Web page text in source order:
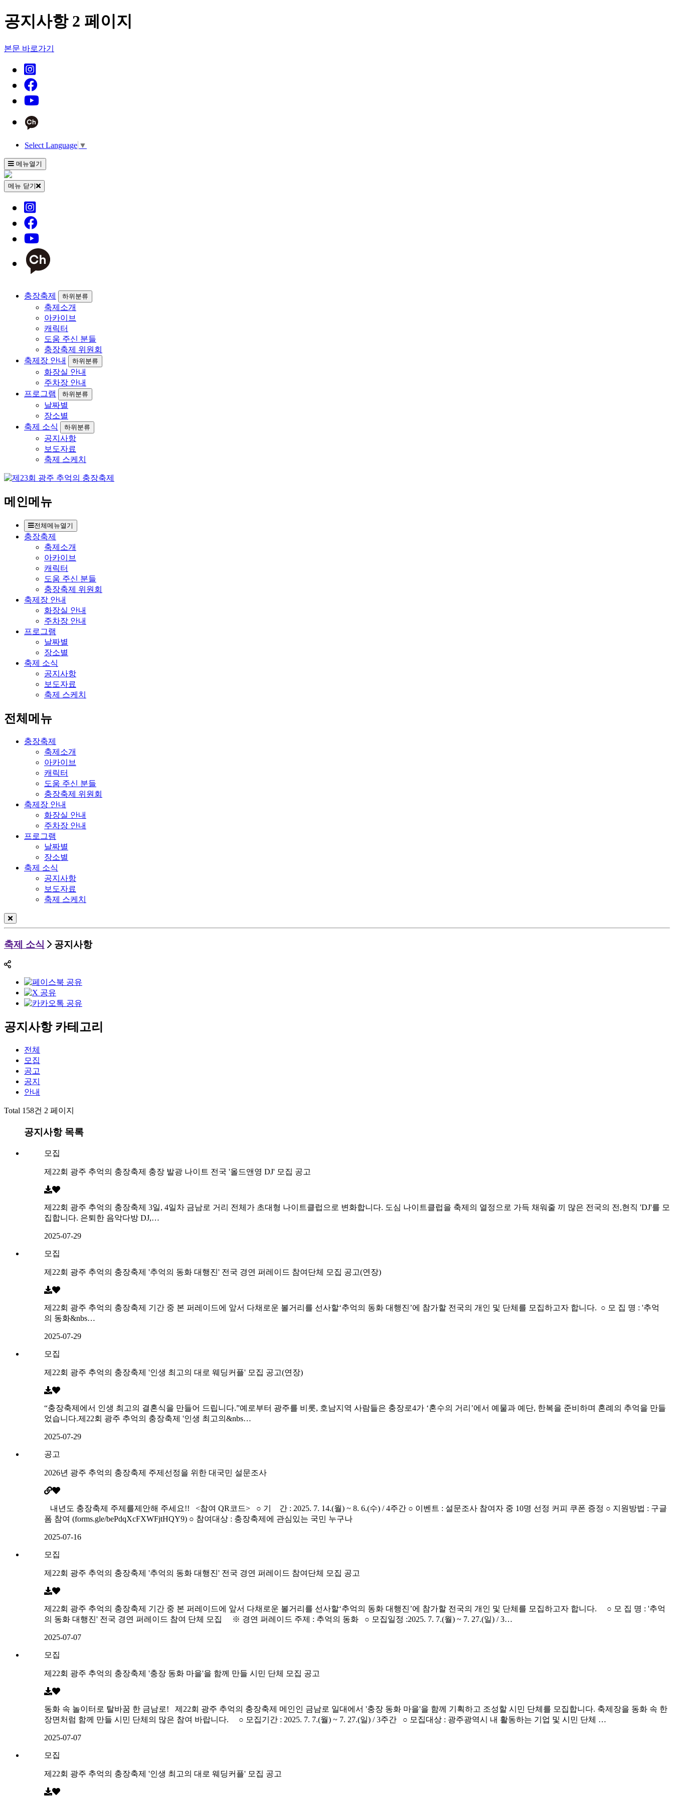
공지사항 2 페이지
본문 바로가기
Select Language ▼
메뉴열기
메뉴 닫기
충장축제 하위분류
축제소개
아카이브
캐릭터
도움 주신 분들
충장축제 위원회
축제장 안내
하위분류
화장실 안내
주차장 안내
프로그램
하위분류
날짜별
장소별
축제 소식
하위분류
공지사항
보도자료
축제 스케치
메인메뉴
전체메뉴열기
충장축제
축제소개
아카이브
캐릭터
도움 주신 분들
충장축제 위원회
축제장 안내
화장실 안내
주차장 안내
프로그램
날짜별
장소별
축제 소식
공지사항
보도자료
축제 스케치
전체메뉴
충장축제
축제소개
아카이브
캐릭터
도움 주신 분들
충장축제 위원회
축제장 안내
화장실 안내
주차장 안내
프로그램
날짜별
장소별
축제 소식
공지사항
보도자료
축제 스케치
축제 소식 공지사항
공지사항 카테고리
전체
모집
공고
공지
안내
Total 158건 2 페이지
공지사항 목록
모집
제22회 광주 추억의 충장축제 충장 발광 나이트 전국 '올드앤영 DJ' 모집 공고
제22회 광주 추억의 충장축제 3일, 4일차 금남로 거리 전체가 초대형 나이트클럽으로 변화합니다. 도심 나이트클럽을 축제의 열정으로 가득 채워줄 끼 많은 전국의 전,현직 'DJ'를 모
집합니다. 은퇴한 음악다방 DJ,…
2025-07-29
모집
제22회 광주 추억의 충장축제 '추억의 동화 대행진' 전국 경연 퍼레이드 참여단체 모집 공고(연장)
제22회 광주 추억의 충장축제 기간 중 본 퍼레이드에 앞서 다채로운 볼거리를 선사할‘추억의 동화 대행진’에 참가할 전국의 개인 및 단체를 모집하고자 합니다. ○ 모 집 명 : '추억
의 동화&nbs…
2025-07-29
모집
제22회 광주 추억의 충장축제 '인생 최고의 대로 웨딩커플' 모집 공고(연장)
“충장축제에서 인생 최고의 결혼식을 만들어 드립니다.”예로부터 광주를 비롯, 호남지역 사람들은 충장로4가 ‘혼수의 거리’에서 예물과 예단, 한복을 준비하며 혼례의 추억을 만들
었습니다.제22회 광주 추억의 충장축제 '인생 최고의&nbs…
2025-07-29
공고
2026년 광주 추억의 충장축제 주제선정을 위한 대국민 설문조사
내년도 충장축제 주제를제안해 주세요!! <참여 QR코드> ○ 기 간 : 2025. 7. 14.(월) ~ 8. 6.(수) / 4주간 ○ 이벤트 : 설문조사 참여자 중 10명 선정 커피 쿠폰 증정 ○ 지원방법 : 구글
폼 참여 (forms.gle/bePdqXcFXWFjtHQY9) ○ 참여대상 : 충장축제에 관심있는 국민 누구나
2025-07-16
모집
제22회 광주 추억의 충장축제 '추억의 동화 대행진' 전국 경연 퍼레이드 참여단체 모집 공고
제22회 광주 추억의 충장축제 기간 중 본 퍼레이드에 앞서 다채로운 볼거리를 선사할‘추억의 동화 대행진’에 참가할 전국의 개인 및 단체를 모집하고자 합니다. ○ 모 집 명 : '추억
의 동화 대행진' 전국 경연 퍼레이드 참여 단체 모집 ※ 경연 퍼레이드 주제 : 추억의 동화 ○ 모집일정 :2025. 7. 7.(월) ~ 7. 27.(일) / 3…
2025-07-07
모집
제22회 광주 추억의 충장축제 '충장 동화 마을'을 함께 만들 시민 단체 모집 공고
동화 속 놀이터로 탈바꿈 한 금남로! 제22회 광주 추억의 충장축제 메인인 금남로 일대에서 '충장 동화 마을'을 함께 기획하고 조성할 시민 단체를 모집합니다. 축제장을 동화 속 한
장면처럼 함께 만들 시민 단체의 많은 참여 바랍니다. ○ 모집기간 : 2025. 7. 7.(월) ~ 7. 27.(일) / 3주간 ○ 모집대상 : 광주광역시 내 활동하는 기업 및 시민 단체 …
2025-07-07
모집
제22회 광주 추억의 충장축제 '인생 최고의 대로 웨딩커플' 모집 공고